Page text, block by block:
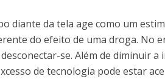
diante da tela age como um
do efeito de uma droga. No
se. Além de diminuir a
de tecnologia pode estar